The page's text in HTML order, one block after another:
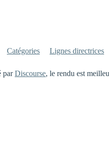
Catégories Lignes directrices
parDiscourse, le rendu est